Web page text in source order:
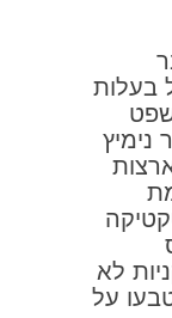
בעלות
לא
על